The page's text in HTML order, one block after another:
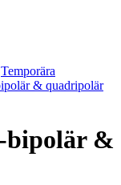
Temporära
& quadripolär
bipolär &